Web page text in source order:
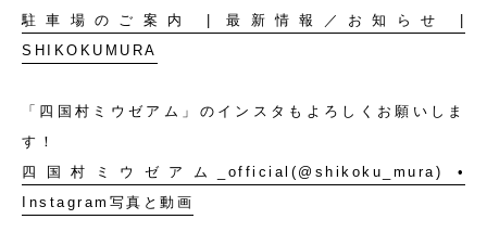
駐車場のご案内 | 最新情報／お知らせ |
SHIKOKUMURA
「四国村ミウゼアム」のインスタもよろしくお願いしま
す！
四国村ミウゼアム_official(@shikoku_mura) •
Instagram写真と動画